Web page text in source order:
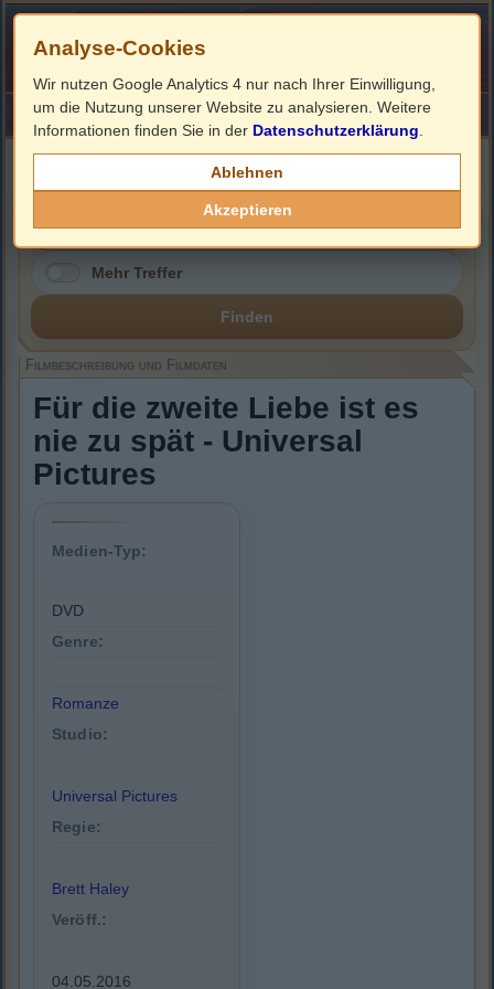
HOME ImpressumLinks
Filmbeschreibung, Cover & DVD Infos
Mehr Treffer
Finden
Filmbeschreibung und Filmdaten
Für die zweite Liebe ist es
nie zu spät - Universal
Pictures
Medien-Typ:
DVD
Genre:
Romanze
Studio:
Universal Pictures
Regie:
Brett Haley
Veröff.:
04.05.2016
Analyse-Cookies
Wir nutzen Google Analytics 4 nur nach Ihrer Einwilligung,
um die Nutzung unserer Website zu analysieren. Weitere
Informationen finden Sie in der Datenschutzerklärung
Ablehnen
Akzeptieren